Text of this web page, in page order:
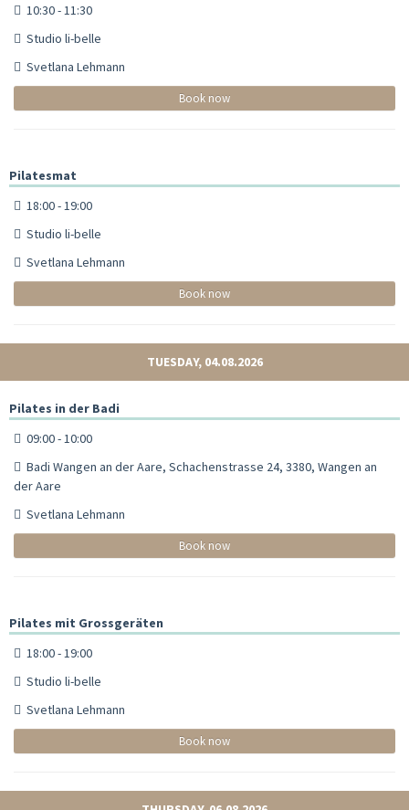
10:30 - 11:30
Studio li-belle
Svetlana Lehmann
Book now
Pilatesmat
18:00 - 19:00
Studio li-belle
Svetlana Lehmann
Book now
TUESDAY, 04.08.2026
Pilates in der Badi
09:00 - 10:00
Badi Wangen an der Aare, Schachenstrasse 24, 3380, Wangen an
der Aare
Svetlana Lehmann
Book now
Pilates mit Grossgeräten
18:00 - 19:00
Studio li-belle
Svetlana Lehmann
Book now